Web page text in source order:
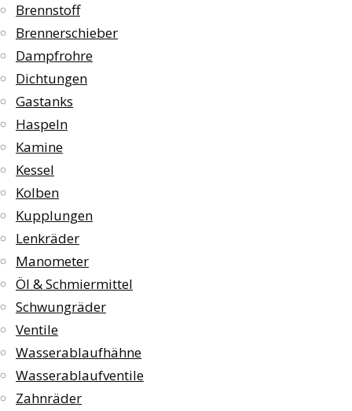
Brennstoff
Brennerschieber
Dampfrohre
Dichtungen
Gastanks
Haspeln
Kamine
Kessel
Kolben
Kupplungen
Lenkräder
Manometer
Öl & Schmiermittel
Schwungräder
Ventile
Wasserablaufhähne
Wasserablaufventile
Zahnräder